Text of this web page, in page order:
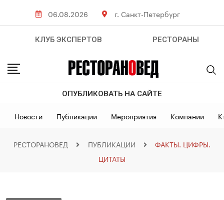
06.08.2026 г. Санкт-Петербург
КЛУБ ЭКСПЕРТОВ РЕСТОРАНЫ
ОПУБЛИКОВАТЬ НА САЙТЕ
Новости Публикации Мероприятия Компании
РЕСТОРАНОВЕД ПУБЛИКАЦИИ
ФАКТЫ. ЦИФРЫ.
ЦИТАТЫ